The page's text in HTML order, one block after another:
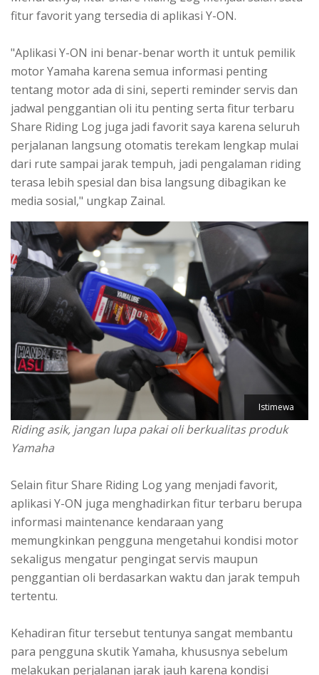
fitur favorit yang tersedia di aplikasi Y-ON.
"Aplikasi Y-ON ini benar-benar worth it untuk pemilik
motor Yamaha karena semua informasi penting
tentang motor ada di sini, seperti reminder servis dan
jadwal penggantian oli itu penting serta fitur terbaru
Share Riding Log juga jadi favorit saya karena seluruh
perjalanan langsung otomatis terekam lengkap mulai
dari rute sampai jarak tempuh, jadi pengalaman riding
terasa lebih spesial dan bisa langsung dibagikan ke
media sosial," ungkap Zainal.
Istimewa
Riding asik, jangan lupa pakai oli berkualitas produk
Yamaha
Selain fitur Share Riding Log yang menjadi favorit,
aplikasi Y-ON juga menghadirkan fitur terbaru berupa
informasi maintenance kendaraan yang
memungkinkan pengguna mengetahui kondisi motor
sekaligus mengatur pengingat servis maupun
penggantian oli berdasarkan waktu dan jarak tempuh
tertentu.
Kehadiran fitur tersebut tentunya sangat membantu
para pengguna skutik Yamaha, khususnya sebelum
melakukan perjalanan jarak jauh karena kondisi